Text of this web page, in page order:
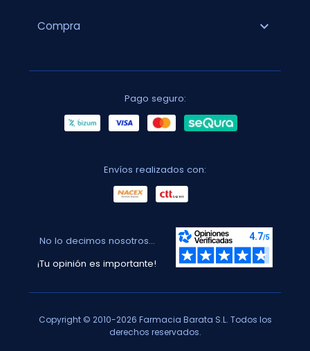
Compra expand_more
Pago seguro:
Envíos realizados con:
No lo decimos nosotros...
¡Tu opinión es importante!
Copyright © 2010-2026 Farmacia Barata S.L. Todos los
derechos reservados.